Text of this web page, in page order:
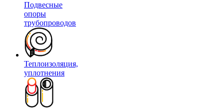
Подвесные
опоры
трубопроводов
Теплоизоляция,
уплотнения